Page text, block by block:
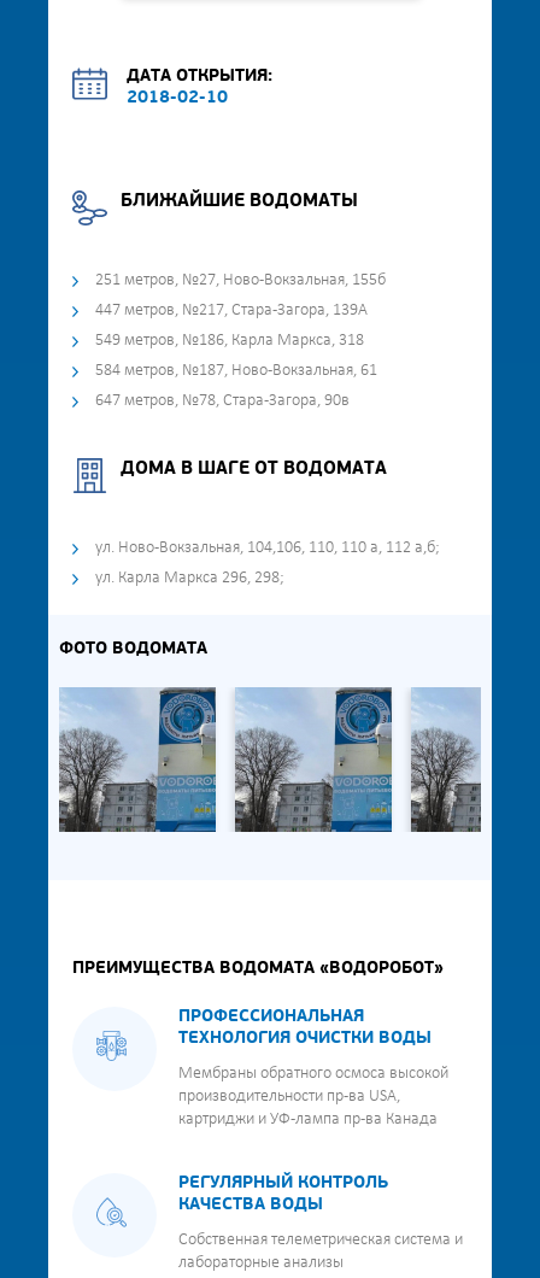
ДАТА ОТКРЫТИЯ:
2018-02-10
БЛИЖАЙШИЕ ВОДОМАТЫ
251 метров, №27, Ново-Вокзальная, 155б
447 метров, №217, Стара-Загора, 139А
549 метров, №186, Карла Маркса, 318
584 метров, №187, Ново-Вокзальная, 61
647 метров, №78, Стара-Загора, 90в
ДОМА В ШАГЕ ОТ ВОДОМАТА
ул. Ново-Вокзальная, 104,106, 110, 110 а, 112 а,б;
ул. Карла Маркса 296, 298;
ФОТО ВОДОМАТА
ПРЕИМУЩЕСТВА ВОДОМАТА «ВОДОРОБОТ»
ПРОФЕССИОНАЛЬНАЯ
ТЕХНОЛОГИЯ ОЧИСТКИ ВОДЫ
Мембраны обратного осмоса высокой
производительности пр-ва USA,
картриджи и УФ-лампа пр-ва Канада
РЕГУЛЯРНЫЙ КОНТРОЛЬ
КАЧЕСТВА ВОДЫ
Собственная телеметрическая система и
лабораторные анализы